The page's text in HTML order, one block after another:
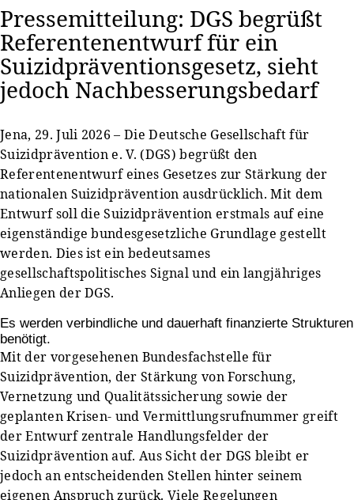
Pressemitteilung: DGS begrüßt
Referentenentwurf für ein
Suizidpräventionsgesetz, sieht
jedoch Nachbesserungsbedarf
Jena, 29. Juli 2026 – Die Deutsche Gesellschaft für
Suizidprävention e. V. (DGS) begrüßt den
Referentenentwurf eines Gesetzes zur Stärkung der
nationalen Suizidprävention ausdrücklich. Mit dem
Entwurf soll die Suizidprävention erstmals auf eine
eigenständige bundesgesetzliche Grundlage gestellt
werden. Dies ist ein bedeutsames
gesellschaftspolitisches Signal und ein langjähriges
Anliegen der DGS.
Es werden verbindliche und dauerhaft finanzierte Strukturen
benötigt.
Mit der vorgesehenen Bundesfachstelle für
Suizidprävention, der Stärkung von Forschung,
Vernetzung und Qualitätssicherung sowie der
geplanten Krisen- und Vermittlungsrufnummer greift
der Entwurf zentrale Handlungsfelder der
Suizidprävention auf. Aus Sicht der DGS bleibt er
jedoch an entscheidenden Stellen hinter seinem
eigenen Anspruch zurück. Viele Regelungen